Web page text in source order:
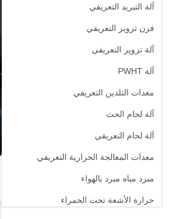
آلة التبريد التعريفي
فرن تزوير التعريفي
آلة تزوير التعريفي
آلة PWHT
معدات التلدين التعريفي
آلة لحام الحث
آلة لحام التعريفي
معدات المعالجة الحرارية التعريفي
مبرد مياه مبرد بالهواء
حرارة الأشعة تحت الحمراء